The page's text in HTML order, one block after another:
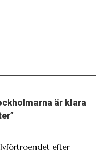
är klara
efter